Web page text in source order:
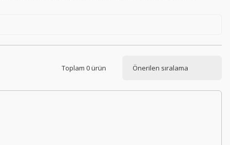
Toplam 0 ürün